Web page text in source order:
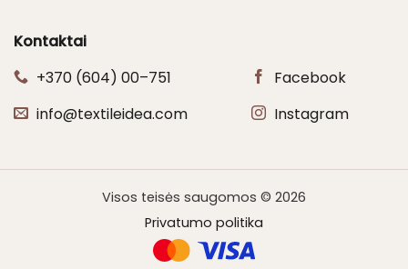
Kontaktai
+370 (604) 00–751
info@textileidea.com
Facebook
Instagram
Visos teisės saugomos © 2026
Privatumo politika